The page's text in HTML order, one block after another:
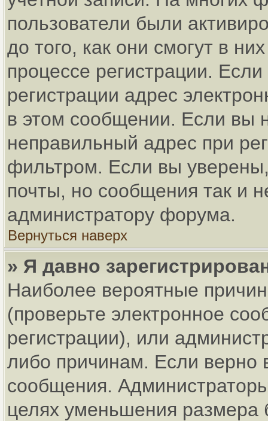
пользователи были
до того, как они смогут в
процессе регистрации.
регистрации адрес
в этом сообщении. Если вы
неправильный адрес при
фильтром. Если вы
почты, но сообщения так и
администратору форума.
Вернуться наверх
» Я давно
Наиболее вероятные
(проверьте электронное
регистрации), или
либо причинам. Если верно
сообщения.
целях уменьшения размера